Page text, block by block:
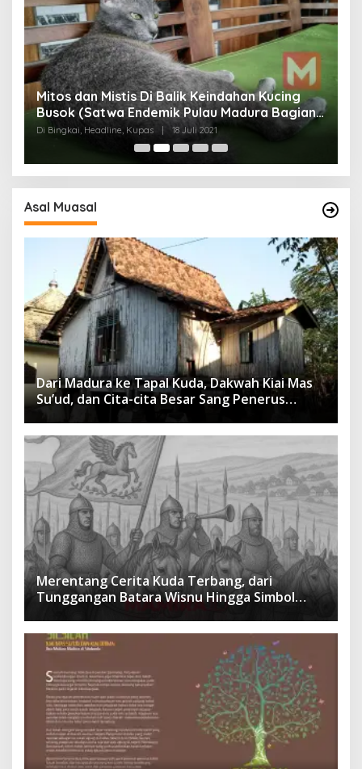
Mitos dan Mistis Di Balik Keindahan Kucing
Busok (Satwa Endemik Pulau Madura Bagian
I)
Di Bingkai, Headline, Kupas 18 Juli 2021
Asal Muasal
Dari Madura ke Tapal Kuda, Dakwah Kiai Mas
Su’ud, dan Cita-cita Besar Sang Penerus
Merentang Cerita Kuda Terbang, dari
Tunggangan Batara Wisnu Hingga Simbol